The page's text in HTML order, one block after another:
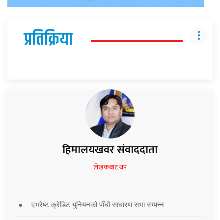
प्रतिक्रिया
हिमालयखवर संवाददाता
लेखकबाट थप
एभरेष्ट क्रेडिट युनियनको पाँचौ साधारण सभा सम्पन्न